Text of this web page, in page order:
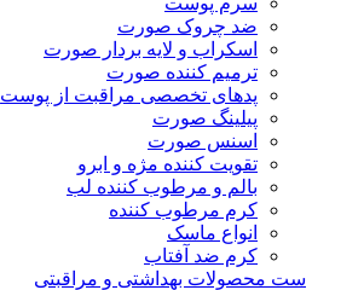
ضد چروک صورت
اسکراب و لایه بردار صورت
ترمیم کننده صورت
پدهای تخصصی مراقبت از پوست
پیلینگ صورت
اسنس صورت
تقویت کننده مژه و ابرو
بالم و مرطوب کننده لب
کرم مرطوب کننده
انواع ماسک
کرم ضد آفتاب
ست محصولات بهداشتی و مراقبتی